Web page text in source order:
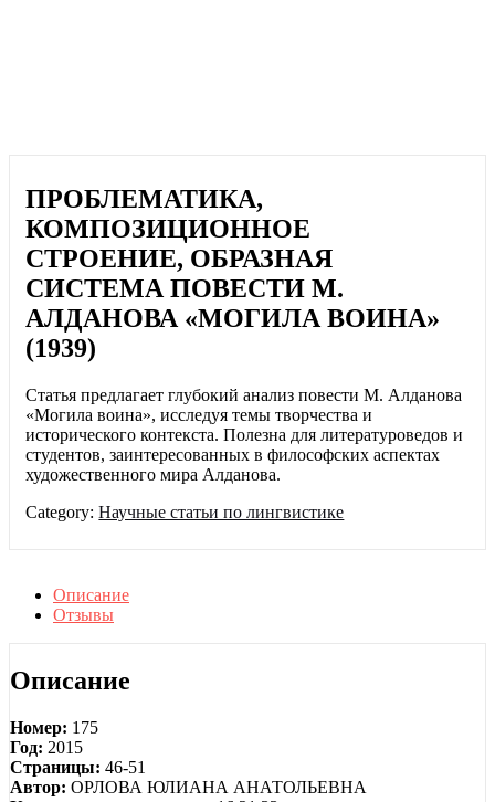
ПРОБЛЕМАТИКА,
КОМПОЗИЦИОННОЕ
СТРОЕНИЕ, ОБРАЗНАЯ
СИСТЕМА ПОВЕСТИ М.
АЛДАНОВА «МОГИЛА ВОИНА»
(1939)
Статья предлагает глубокий анализ повести М. Алданова
«Могила воина», исследуя темы творчества и
исторического контекста. Полезна для литературоведов и
студентов, заинтересованных в философских аспектах
художественного мира Алданова.
Category:Научные статьи по лингвистике
Описание
Отзывы
Описание
Номер: 175
Год: 2015
Страницы: 46-51
Автор: ОРЛОВА ЮЛИАНА АНАТОЛЬЕВНА